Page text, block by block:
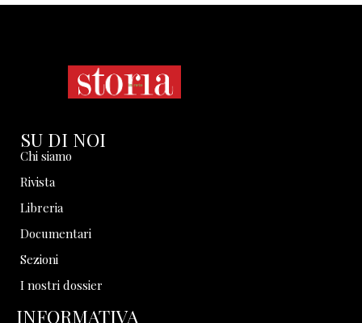
SU DI NOI
Chi siamo
Rivista
Libreria
Documentari
Sezioni
I nostri dossier
INFORMATIVA